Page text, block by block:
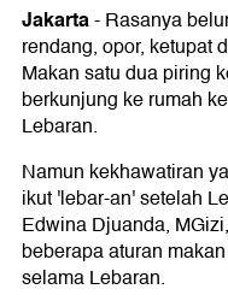
1. Pakai piring
2. Seimbangkan
3. Perhatikan
Jakarta-Rasanya
rendang, opor, ketupat
Makan satu dua piring
berkunjung ke rumah
Lebaran.
Namun kekhawatiran
ikut 'lebar-an' setelah
Edwina Djuanda,
beberapa aturan
selama Lebaran.